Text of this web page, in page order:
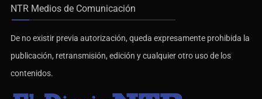
NTR Medios de Comunicación
De no existir previa autorización, queda expresamente prohibida la
publicación, retransmisión, edición y cualquier otro uso de los
contenidos.